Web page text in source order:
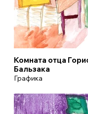
Комната отца
Бальзака
Графика